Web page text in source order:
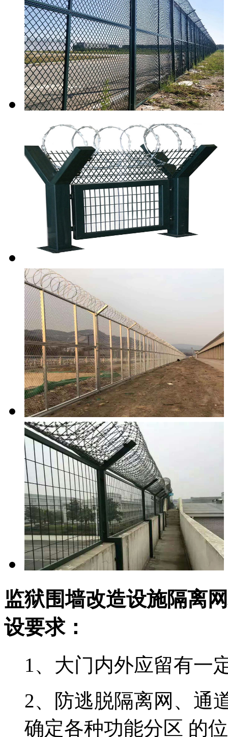
监狱围墙改造设施隔离
设要求：
1、大门内外应留有一
2、防逃脱隔离网、通
确定各种功能分区 的